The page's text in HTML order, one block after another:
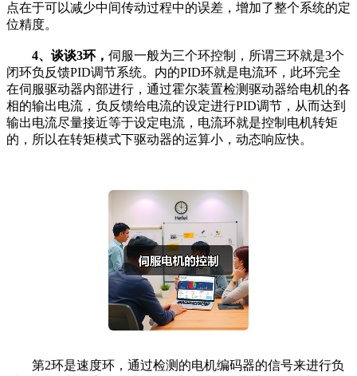
点在于可以减少中间传动过程中的误差，增加了整个系统的定
位精度。
4、谈谈3环， 伺服一般为三个环控制，所谓三环就是3个
闭环负反馈PID调节系统。内的PID环就是电流环，此环完全
在伺服驱动器内部进行，通过霍尔装置检测驱动器给电机的各
相的输出电流，负反馈给电流的设定进行PID调节，从而达到
输出电流尽量接近等于设定电流，电流环就是控制电机转矩
的，所以在转矩模式下驱动器的运算小，动态响应快。
第2环是速度环，通过检测的电机编码器的信号来进行负